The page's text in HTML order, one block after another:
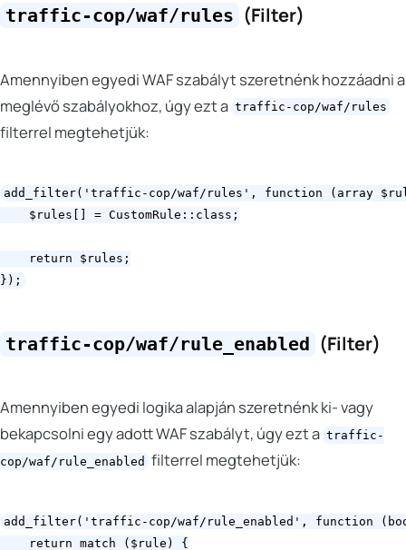
traffic-cop/waf/rules (Filter)
Amennyiben egyedi WAF szabályt szeretnénk hozzáadni a
meglévő szabályokhoz, úgy ezt a traffic-cop/waf/rules
filterrel megtehetjük:
add_filter('traffic-cop/waf/rules', function (array
    $rules[] = CustomRule::class;
    return $rules;
traffic-cop/waf/rule_enabled (Filter)
Amennyiben egyedi logika alapján szeretnénk ki- vagy
bekapcsolni egy adott WAF szabályt, úgy ezt a traffic-
cop/waf/rule_enabled filterrel megtehetjük:
add_filter('traffic-cop/waf/rule_enabled', function
    return match ($rule) {